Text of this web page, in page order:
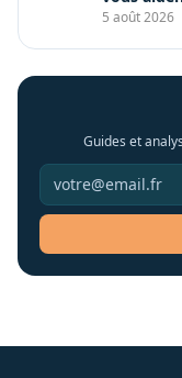
5 août 2026
Guides et